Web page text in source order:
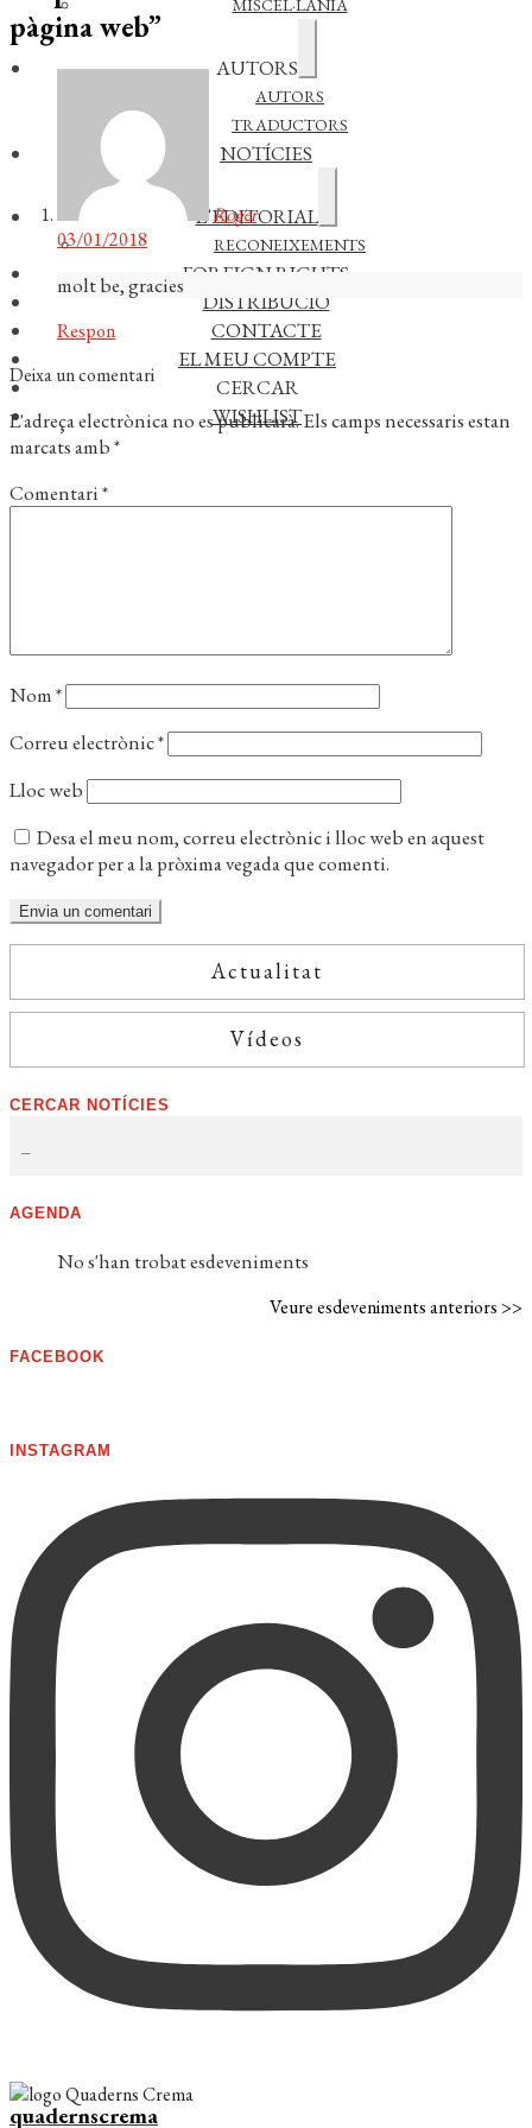
MISCEL·LÀNIA
AUTORS el
menú
secundari
AUTORS
TRADUCTORS
NOTÍCIES
L’EDITORIAL el
menú
secundari
RECONEIXEMENTS
FOREIGN RIGHTS
DISTRIBUCIÓ
CONTACTE
EL MEU COMPTE
CERCAR
WISHLIST
pàgina web”
Roger
03/01/2018
molt be, gracies
Respon
Deixa un comentari
L'adreça electrònica no es publicarà.Els camps necessaris estan
marcats amb*
Comentari*
Nom*
Correu electrònic*
Lloc web
Desa el meu nom, correu electrònic i lloc web en aquest
navegador per a la pròxima vegada que comenti.
Actualitat
Vídeos
CERCAR NOTÍCIES
AGENDA
No s'han trobat esdeveniments
Veure esdeveniments anteriors >>
FACEBOOK
INSTAGRAM
quadernscrema